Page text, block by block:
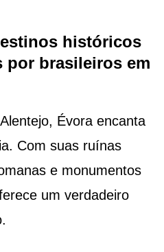
históricos
por brasileiros em
Évora encanta
Com suas ruínas
e monumentos
um verdadeiro